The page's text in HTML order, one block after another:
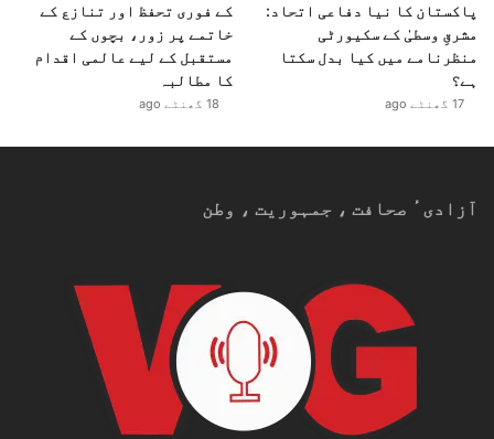
پاکستان کا نیا دفاعی اتحاد:
مشرقِ وسطیٰ کے سکیورٹی
منظرنامے میں کیا بدل سکتا
ہے؟
17 گھنٹے ago
کے فوری تحفظ اور تنازع کے
خاتمے پر زور، بچوں کے
مستقبل کے لیے عالمی اقدام
کا مطالبہ
18 گھنٹے ago
آزادیٴ صحافت ، جمہوریت ، وطن